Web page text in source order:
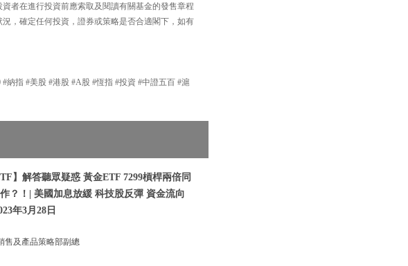
者在進行投資前應索取及閱讀有關基金的發售章程
，確定任何投資，證券或策略是否合適閣下，如有
納指 #美股 #港股 #A股 #恆指 #投資 #中證五百 #滬
】解答聽眾疑惑 黃金ETF 7299槓桿兩倍同
？！| 美國加息放緩 科技股反彈 資金流向
年3月28日
售及產品策略部副總